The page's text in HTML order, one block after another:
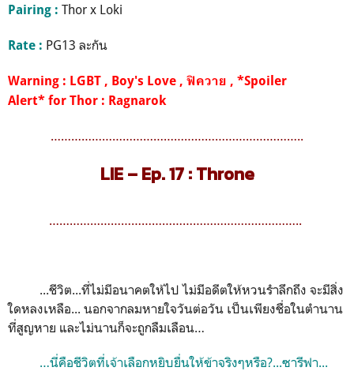
Pairing : Thor x Loki
Rate : PG13 ละกัน
Warning : LGBT , Boy's Love , ฟิควาย , *Spoiler
Alert* for Thor : Ragnarok
………………………………………………………………..
LIE –Ep. 17 : Throne
………………………………………………………………..
...ชีวิต...ที่ไม่มีอนาคตให้ไป ไม่มีอดีตให้หวนรำลึกถึง จะมีสิ่ง
ใดหลงเหลือ... นอกจากลมหายใจวันต่อวัน เป็นเพียงชื่อในตำนาน
ที่สูญหาย และไม่นานก็จะถูกลืมเลือน…
…นี่คือชีวิตที่เจ้าเลือกหยิบยื่นให้ข้าจริงๆหรือ?...ซารีฟา...